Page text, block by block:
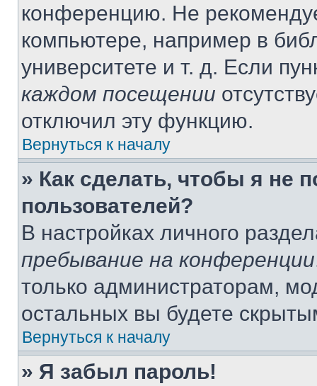
конференцию. Не
компьютере, например в
университете и т. д. Если
каждом посещении
отключил эту функцию.
Вернуться к началу
» Как сделать, чтобы я не
пользователей?
В настройках личного
пребывание на конференции
только администраторам,
остальных вы будете
Вернуться к началу
» Я забыл пароль!